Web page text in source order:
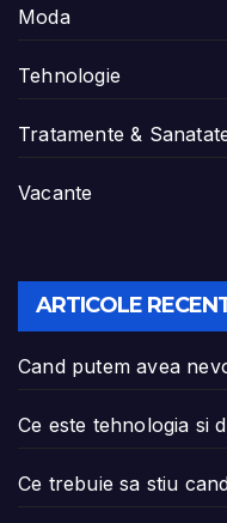
Moda
Tehnologie
Tratamente &
Vacante
ARTICOLE
Cand putem avea
Ce este tehnologia si
Ce trebuie sa stiu